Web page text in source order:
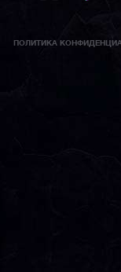
ПОЛИТИКА